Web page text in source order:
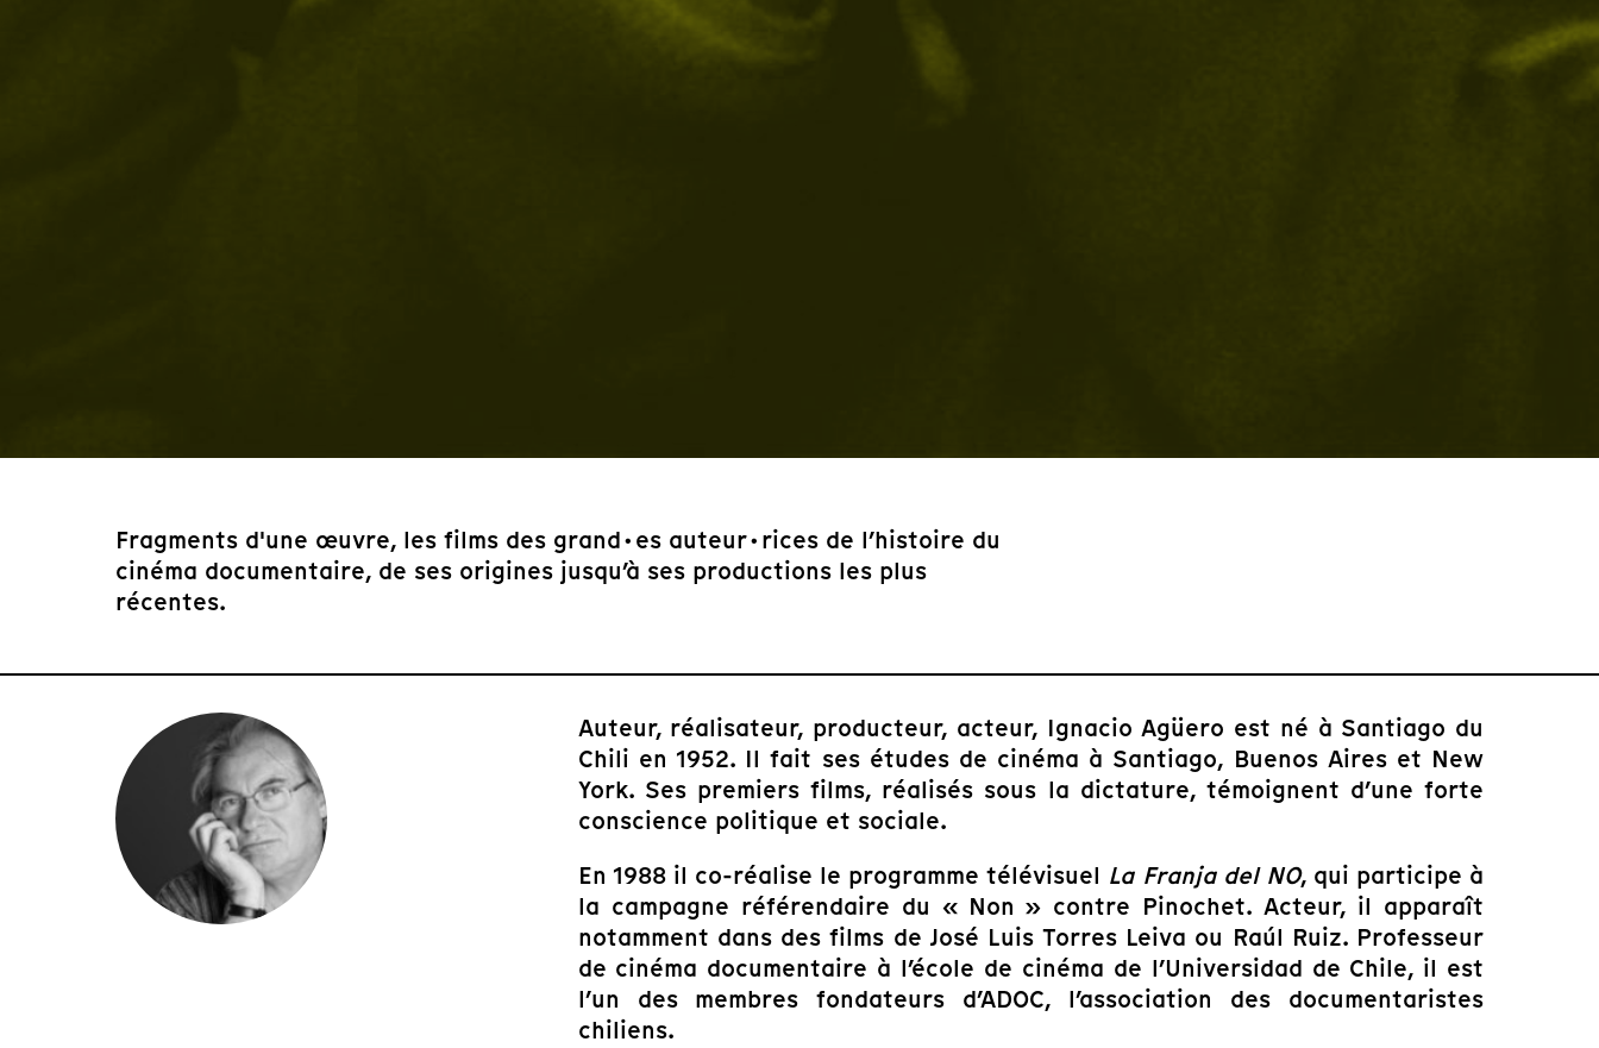
Fragments d'une œuvre, les films des grand·es auteur·rices de l’histoire du
cinéma documentaire, de ses origines jusqu’à ses productions les plus
récentes.
Auteur, réalisateur, producteur, acteur, Ignacio Agüero est né à Santiago du
Chili en 1952. Il fait ses études de cinéma à Santiago, Buenos Aires et New
York. Ses premiers films, réalisés sous la dictature, témoignent d’une forte
conscience politique et sociale.
En 1988 il co-réalise le programme télévisuel La Franja del NO, qui participe à
la campagne référendaire du « Non » contre Pinochet. Acteur, il apparaît
notamment dans des films de José Luis Torres Leiva ou Raúl Ruiz. Professeur
de cinéma documentaire à l’école de cinéma de l’Universidad de Chile, il est
l’un des membres fondateurs d’ADOC, l’association des documentaristes
chiliens.